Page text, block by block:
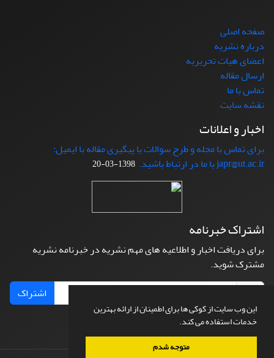
این وب سایت از کوکی ها برای اطمینان از ارائه بهترین
خدمات استفاده می کند.
متوجه شدم
صفحه اصلی
درباره نشریه
اعضای هیات تحریریه
ارسال مقاله
تماس با ما
نقشه سایت
اخبار و اعلانات
برای تماس با مجله و طرح سوالات یا پیگیری مقاله با ایمیل:
japr@ut.ac.ir با ما در ارتباط باشید.
1398-03-20
اشتراک خبرنامه
برای دریافت اخبار و اطلاعیه های مهم نشریه در خبرنامه نشریه
مشترک شوید.
اشتراک